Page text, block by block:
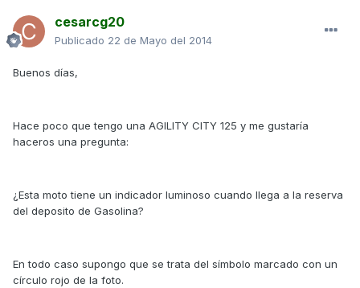
cesarcg20
Publicado 22 de Mayo del 2014
Buenos días,
Hace poco que tengo una AGILITY CITY 125 y me gustaría
haceros una pregunta:
¿Esta moto tiene un indicador luminoso cuando llega a la reserva
del deposito de Gasolina?
En todo caso supongo que se trata del símbolo marcado con un
círculo rojo de la foto.